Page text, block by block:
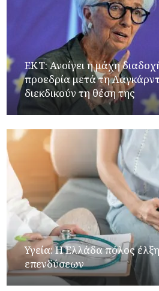
ΕΚΤ: Ανοίγει η μάχη
προεδρία μετά τη
διεκδικούν τη θέση της
Υγεία: Η Ελλάδα πόλος
επενδύσεων